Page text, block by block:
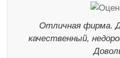
Отличная фирма.
качественный,